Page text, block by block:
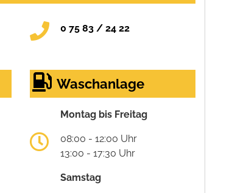
0 75 83 / 24 22
Waschanlage
Montag bis Freitag
08:00 - 12:00 Uhr
13:00 - 17:30 Uhr
Samstag